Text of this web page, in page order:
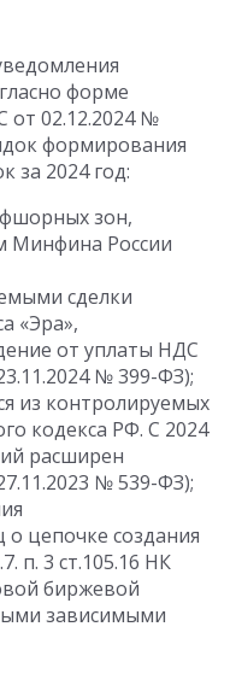
форме
от 02.12.2024№
формирования
за 2024 год:
зон,
Минфина России
сделки
«Эра»,
от уплаты НДС
№ 399-ФЗ);
из контролируемых
кодекса РФ. С 2024
расширен
№ 539-ФЗ);
цепочке создания
п. 3 ст.105.16 НК
биржевой
зависимыми